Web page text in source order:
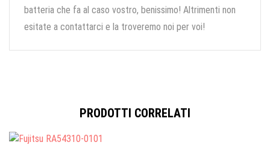
batteria che fa al caso vostro, benissimo! Altrimenti non
esitate a contattarci e la troveremo noi per voi!
PRODOTTI CORRELATI